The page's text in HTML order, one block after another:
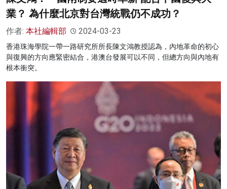
業？ 為什麼北京對台灣統戰仍不成功？
作者: 本社編輯部 2024-03-23
香港珠海學院一帶一路研究所所長陳文鴻教授認為，內地革命的初心
與復興的方向應緊密結合，港澳台發展可以不同，但總方向與內地有
根本衝突。